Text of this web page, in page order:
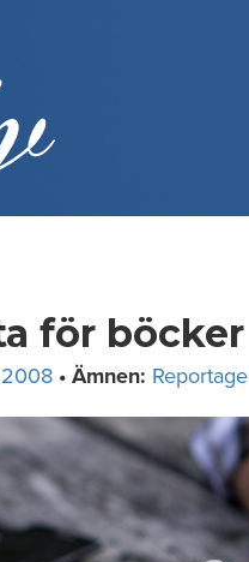
för böcker
• Ämnen: Reportage